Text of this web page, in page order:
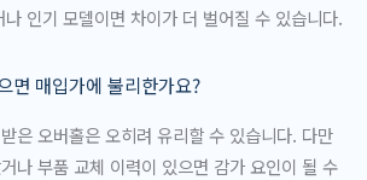
인기 모델이면 차이가 더 벌어질 수 있습니다.
면 매입가에 불리한가요?
은 오버홀은 오히려 유리할 수 있습니다. 다만
나 부품 교체 이력이 있으면 감가 요인이 될 수